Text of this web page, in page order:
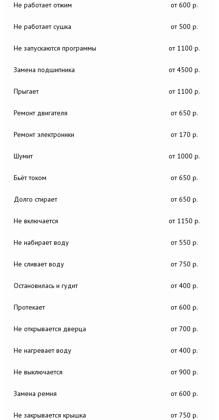
Не работает отжим от 600 р.
Не работает сушка от 500 р.
Не запускаются программы от 1100 р.
Замена подшипника от 4500 р.
Прыгает от 1100 р.
Ремонт двигателя от 650 р.
Ремонт электроники от 170 р.
Шумит от 1000 р.
Бьёт током от 650 р.
Долго стирает от 650 р.
Не включается от 1150 р.
Не набирает воду от 550 р.
Не сливает воду от 750 р.
Остановилась и гудит от 400 р.
Протекает от 600 р.
Не открывается дверца от 700 р.
Не нагревает воду от 400 р.
Не выключается от 900 р.
Замена ремня от 600 р.
Не закрывается крышка от 750 р.